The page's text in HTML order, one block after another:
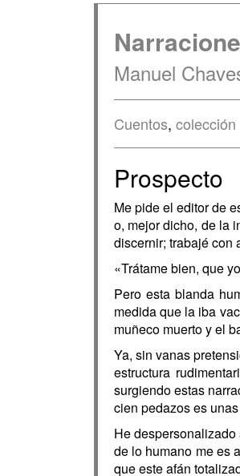
Manuel
Cuentos, colección
Prospecto
Me pide el editor de
o, mejor dicho, de la
discernir; trabajé con
«Trátame bien, que
Pero esta blanda
medida que la iba
muñeco muerto y el
Ya, sin vanas
estructura
surgiendo estas
cien pedazos es
He
de lo humano me es
que este afán